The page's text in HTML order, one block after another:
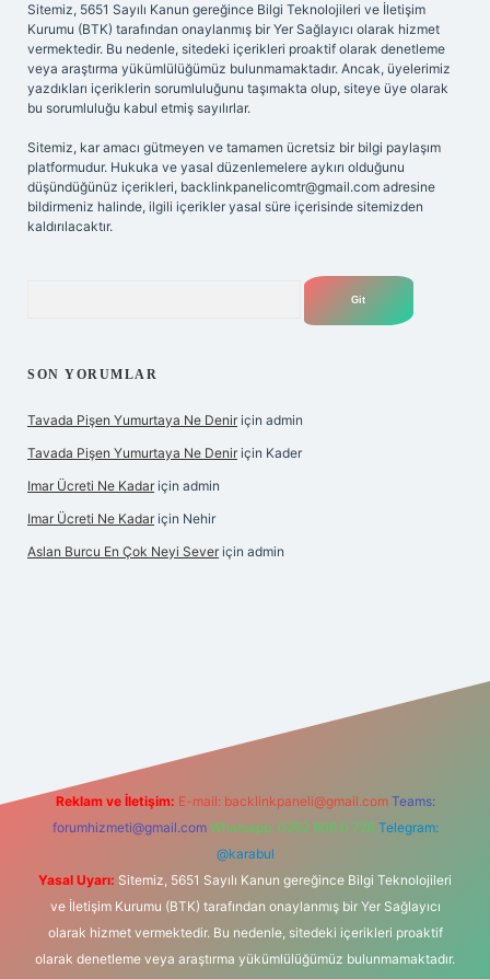
Sitemiz, 5651 Sayılı Kanun gereğince Bilgi Teknolojileri ve İletişim
Kurumu (BTK) tarafından onaylanmış bir Yer Sağlayıcı olarak hizmet
vermektedir. Bu nedenle, sitedeki içerikleri proaktif olarak denetleme
veya araştırma yükümlülüğümüz bulunmamaktadır. Ancak, üyelerimiz
yazdıkları içeriklerin sorumluluğunu taşımakta olup, siteye üye olarak
bu sorumluluğu kabul etmiş sayılırlar.
Sitemiz, kar amacı gütmeyen ve tamamen ücretsiz bir bilgi paylaşım
platformudur. Hukuka ve yasal düzenlemelere aykırı olduğunu
düşündüğünüz içerikleri, backlinkpanelicomtr@gmail.com adresine
bildirmeniz halinde, ilgili içerikler yasal süre içerisinde sitemizden
kaldırılacaktır.
SON YORUMLAR
Tavada Pişen Yumurtaya Ne Denir için admin
Tavada Pişen Yumurtaya Ne Denir için Kader
Imar Ücreti Ne Kadar için admin
Imar Ücreti Ne Kadar için Nehir
Aslan Burcu En Çok Neyi Sever için admin
Reklam ve İletişim: E-mail: backlinkpaneli@gmail.com Teams:
forumhizmeti@gmail.com Whatsapp: 0262 606 0 726 Telegram:
@karabul
Yasal Uyarı: Sitemiz, 5651 Sayılı Kanun gereğince Bilgi Teknolojileri
ve İletişim Kurumu (BTK) tarafından onaylanmış bir Yer Sağlayıcı
olarak hizmet vermektedir. Bu nedenle, sitedeki içerikleri proaktif
olarak denetleme veya araştırma yükümlülüğümüz bulunmamaktadır.